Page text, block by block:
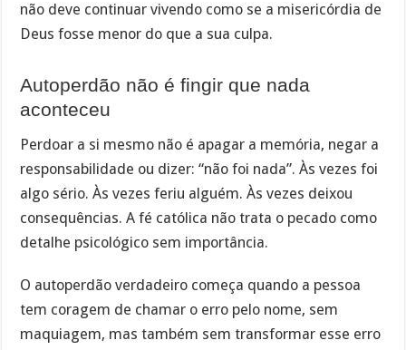
não deve continuar vivendo como se a misericórdia de
Deus fosse menor do que a sua culpa.
Autoperdão não é fingir que nada
aconteceu
Perdoar a si mesmo não é apagar a memória, negar a
responsabilidade ou dizer: “não foi nada”. Às vezes foi
algo sério. Às vezes feriu alguém. Às vezes deixou
consequências. A fé católica não trata o pecado como
detalhe psicológico sem importância.
O autoperdão verdadeiro começa quando a pessoa
tem coragem de chamar o erro pelo nome, sem
maquiagem, mas também sem transformar esse erro